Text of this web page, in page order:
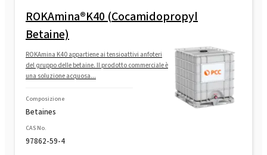
ROKAmina®K40 (Cocamidopropyl
Betaine)
ROKAmina K40 appartiene ai tensioattivi anfoteri
del gruppo delle betaine. Il prodotto commerciale è
una soluzione acquosa...
Composizione
Betaines
CAS No.
97862-59-4